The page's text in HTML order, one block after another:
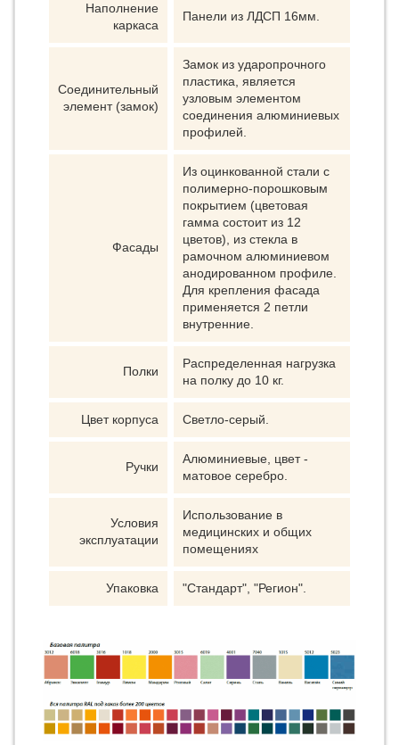
Наполнение
каркаса
Панели из ЛДСП 16мм.
Соединительный
элемент (замок)
Замок из ударопрочного
пластика, является
узловым элементом
соединения алюминиевых
профилей.
Фасады
Из оцинкованной стали с
полимерно-порошковым
покрытием (цветовая
гамма состоит из 12
цветов), из стекла в
рамочном алюминиевом
анодированном профиле.
Для крепления фасада
применяется 2 петли
внутренние.
Полки
Распределенная нагрузка
на полку до 10 кг.
Цвет корпуса Светло-серый.
Ручки
Алюминиевые, цвет -
матовое серебро.
Условия
эксплуатации
Использование в
медицинских и общих
помещениях
Упаковка "Стандарт", "Регион".